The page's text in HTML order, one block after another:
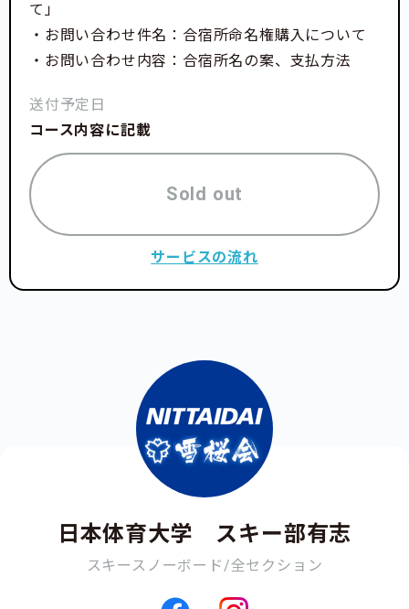
て」
・お問い合わせ件名：合宿所命名権購入について
・お問い合わせ内容：合宿所名の案、支払方法
送付予定日
コース内容に記載
Sold out
サービスの流れ
日本体育大学 スキー部有志
スキースノーボード/全セクション